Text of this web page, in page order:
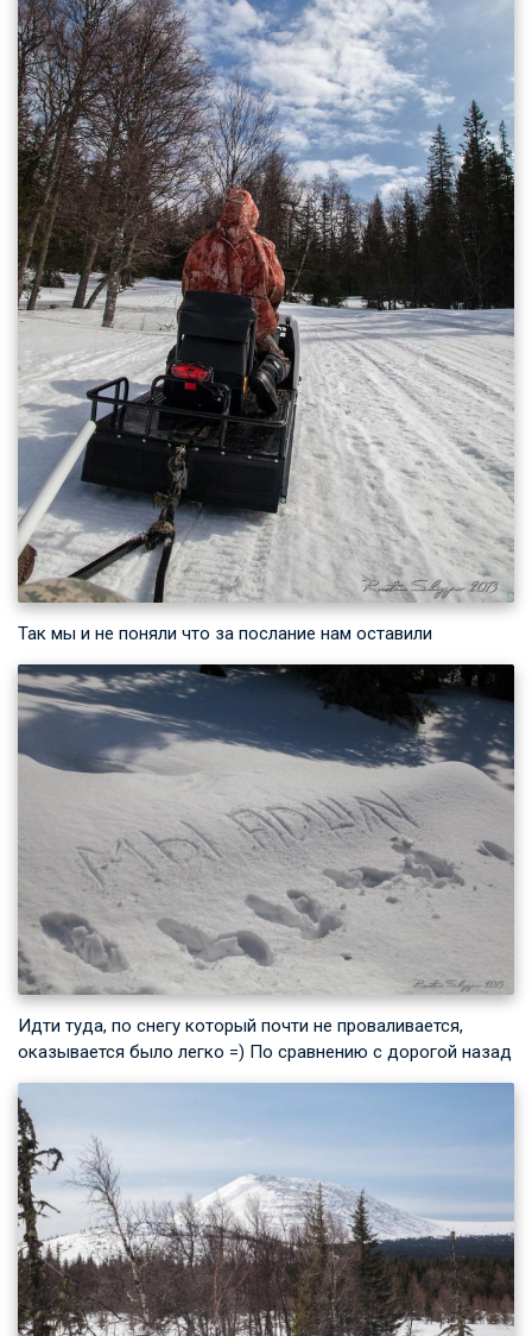
Так мы и не поняли что за послание нам оставили
Идти туда, по снегу который почти не проваливается,
оказывается было легко =) По сравнению с дорогой назад